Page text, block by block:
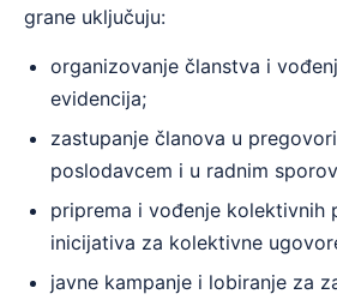
grane uključuju:
organizovanje članstva i
evidencija;
zastupanje članova u
poslodavcem i u radnim
priprema i vođenje kolektivnih
inicijativa za kolektivne
javne kampanje i lobiranje za